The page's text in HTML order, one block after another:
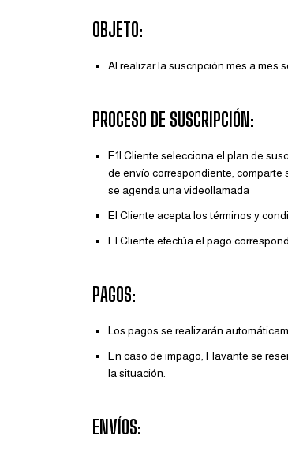
OBJETO:
Al realizar la suscripción mes a mes
PROCESO DE SUSCRIPCIÓN:
E1l Cliente selecciona el plan de
de envío correspondiente, comparte
se agenda una videollamada
El Cliente acepta los términos y
El Cliente efectúa el pago
PAGOS:
Los pagos se realizarán
En caso de impago, Flavante se
la situación.
ENVÍOS: